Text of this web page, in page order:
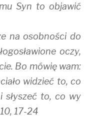
Syn to objawić
na osobności do
oczy,
Bo mówię wam:
widzieć to, co
słyszeć to, co wy
17-24